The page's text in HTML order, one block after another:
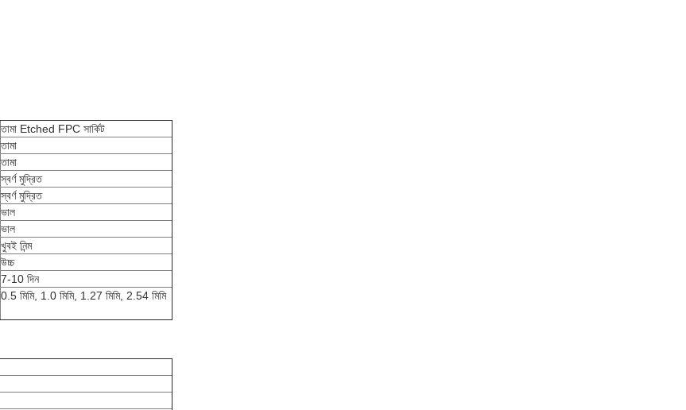
তামা Etched FPC সার্কিট
তামা
তামা
স্বর্ণ মুদ্রিত
স্বর্ণ মুদ্রিত
ভাল
ভাল
খুবই নিন্ম
উচ্চ
7-10 দিন
0.5 মিমি, 1.0 মিমি, 1.27 মিমি, 2.54 মিমি